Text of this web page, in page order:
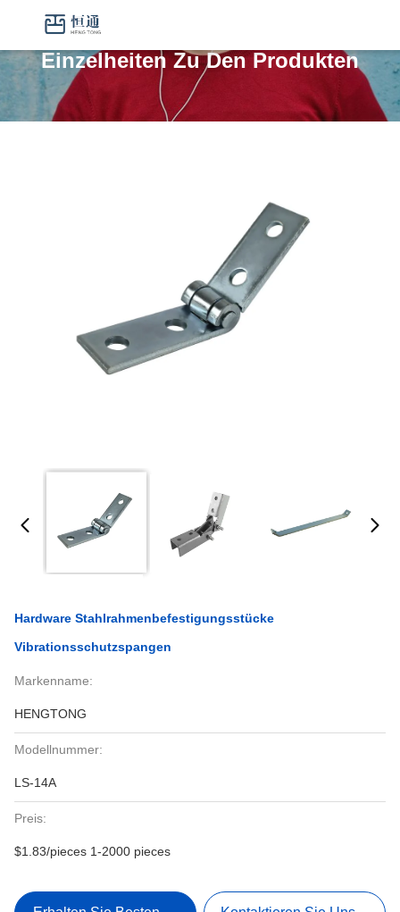
Einzelheiten Zu Den Produkten
Hardware Stahlrahmenbefestigungsstücke
Vibrationsschutzspangen
Markenname:
HENGTONG
Modellnummer:
LS-14A
Preis:
$1.83/pieces 1-2000 pieces